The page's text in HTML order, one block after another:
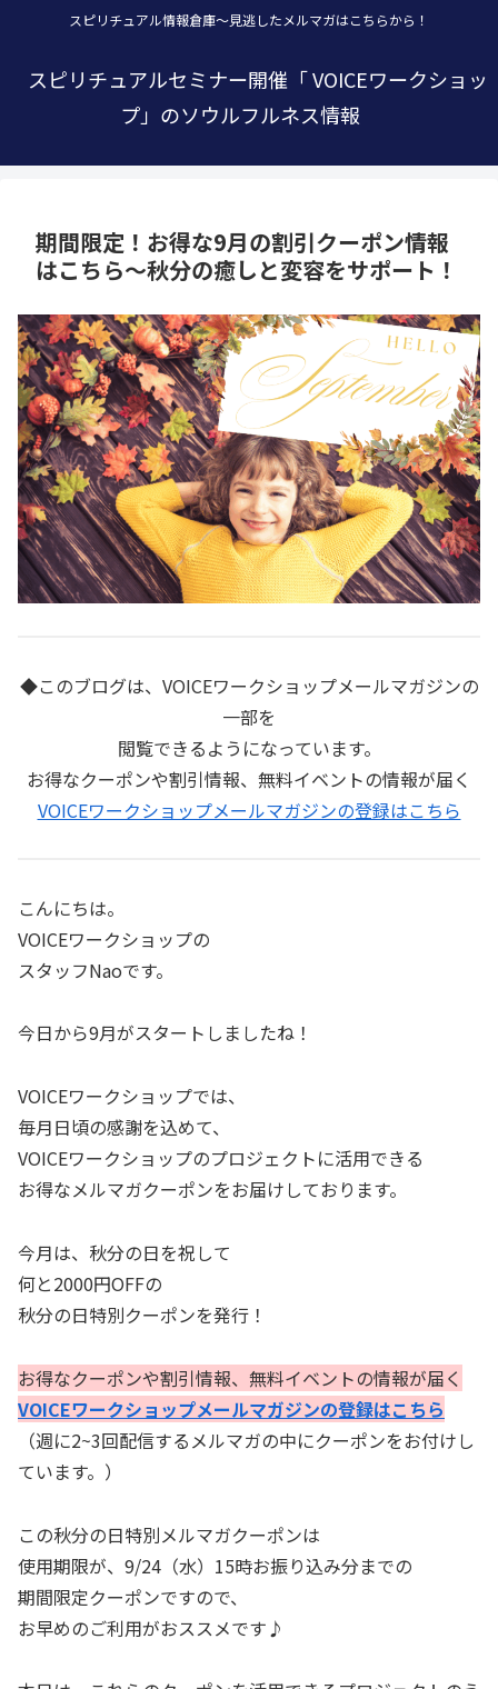
スピリチュアル情報倉庫～見逃したメルマガはこちらから！
スピリチュアルセミナー開催「 VOICEワークショッ
プ」のソウルフルネス情報
期間限定！お得な9月の割引クーポン情報
はこちら～秋分の癒しと変容をサポート！
◆このブログは、VOICEワークショップメールマガジンの
一部を
閲覧できるようになっています。
お得なクーポンや割引情報、無料イベントの情報が届く
VOICEワークショップメールマガジンの登録はこちら
こんにちは。
VOICEワークショップの
スタッフNaoです。
今日から9月がスタートしましたね！
VOICEワークショップでは、
毎月日頃の感謝を込めて、
VOICEワークショップのプロジェクトに活用できる
お得なメルマガクーポンをお届けしております。
今月は、秋分の日を祝して
何と2000円OFFの
秋分の日特別クーポンを発行！
お得なクーポンや割引情報、無料イベントの情報が届く
VOICEワークショップメールマガジンの登録はこちら
（週に2~3回配信するメルマガの中にクーポンをお付けし
ています。）
この秋分の日特別メルマガクーポンは
使用期限が、9/24（水）15時お振り込み分までの
期間限定クーポンですので、
お早めのご利用がおススメです♪